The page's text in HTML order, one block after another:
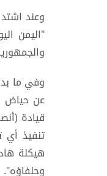
"اليمن
وفي ما
عن حياض
قيادة
تنفيذ أي
هيكلة
وحلفاؤه".